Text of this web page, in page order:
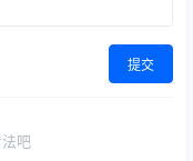
提交
吧